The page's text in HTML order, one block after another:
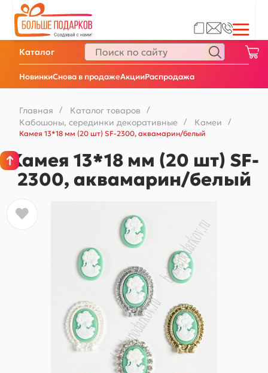
НовинкиСнова в продажеАкцииРаспродажа
Каталог
Главная / Каталог товаров /
Кабошоны, серединки декоративные / Камеи
/
Камея 13*18 мм (20 шт) SF-2300, аквамарин/белый
Камея 13*18 мм (20 шт) SF-
2300, аквамарин/белый